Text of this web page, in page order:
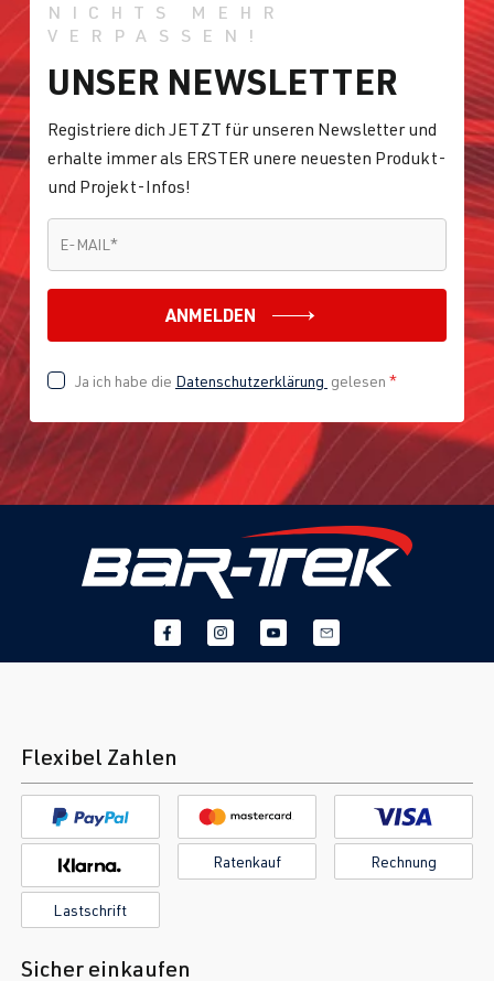
NICHTS MEHR
VERPASSEN!
UNSER NEWSLETTER
Registriere dich JETZT für unseren Newsletter und
erhalte immer als ERSTER unere neuesten Produkt-
und Projekt-Infos!
E-MAIL *
ANMELDEN
Ja ich habe die Datenschutzerklärung gelesen *
Flexibel Zahlen
Ratenkauf Rechnung
Lastschrift
Sicher einkaufen